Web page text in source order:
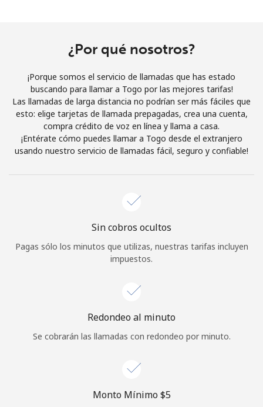
Únete
¡Hola!
Inicia sesión oREGÍSTRATE →
¿Olvidaste tu contraseña? →
o
Continuar con
¿Por qué nosotros?
¡Porque somos el servicio de llamadas que has estado
buscando para llamar a Togo por las mejores tarifas!
Las llamadas de larga distancia no podrían ser más fáciles que
esto: elige tarjetas de llamada prepagadas, crea una cuenta,
compra crédito de voz en línea y llama a casa.
¡Entérate cómo puedes llamar a Togo desde el extranjero
usando nuestro servicio de llamadas fácil, seguro y confiable!
Sin cobros ocultos
Pagas sólo los minutos que utilizas, nuestras tarifas incluyen
impuestos.
Redondeo al minuto
Se cobrarán las llamadas con redondeo por minuto.
Monto Mínimo ⁦$5⁩